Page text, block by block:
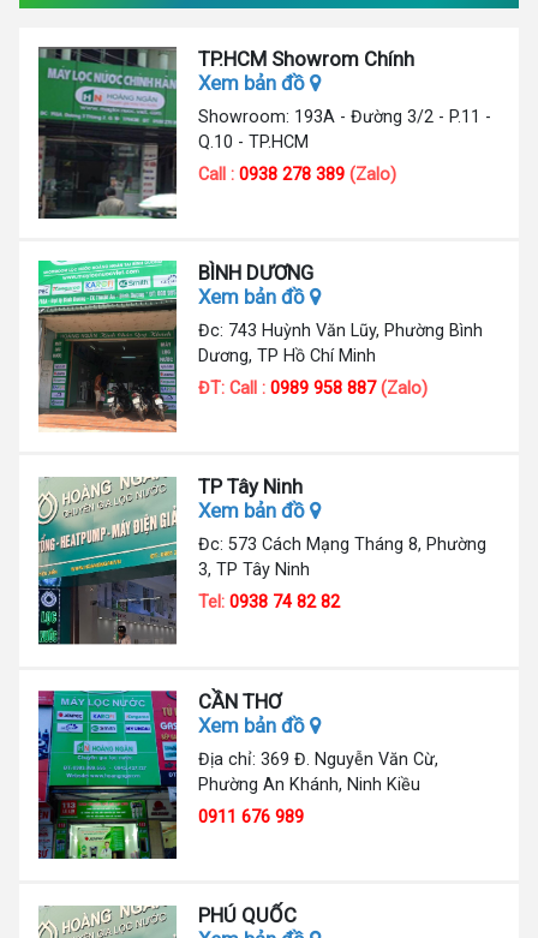
TP.HCM Showrom Chính
Xem bản đồ
Showroom: 193A - Đường 3/2 - P.11 -
Q.10 - TP.HCM
Call :0938 278 389(Zalo)
BÌNH DƯƠNG
Xem bản đồ
Đc: 743 Huỳnh Văn Lũy, Phường Bình
Dương, TP Hồ Chí Minh
ĐT: Call :0989 958 887(Zalo)
TP Tây Ninh
Xem bản đồ
Đc: 573 Cách Mạng Tháng 8, Phường
3, TP Tây Ninh
Tel:0938 74 82 82
CẦN THƠ
Xem bản đồ
Địa chỉ: 369 Đ. Nguyễn Văn Cừ,
Phường An Khánh, Ninh Kiều
0911 676 989
PHÚ QUỐC